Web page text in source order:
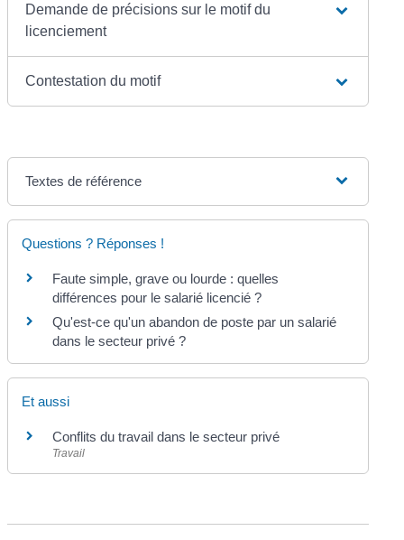
Demande de précisions sur le motif du
licenciement
Contestation du motif
Textes de référence
Questions ? Réponses !
Faute simple, grave ou lourde : quelles
différences pour le salarié licencié ?
Qu'est-ce qu'un abandon de poste par un salarié
dans le secteur privé ?
Et aussi
Conflits du travail dans le secteur privé
Travail